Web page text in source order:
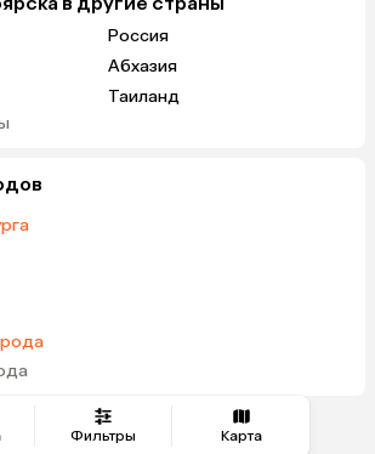
Фильтры Карта
Россия
Абхазия
Таиланд